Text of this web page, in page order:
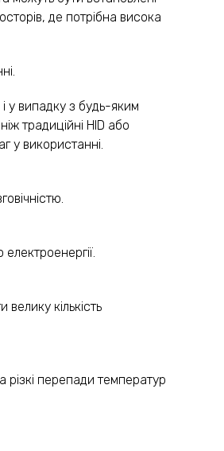
де потрібна висока
і у випадку з будь-яким
традиційні HID або
у використанні.
кількість
різкі перепади температур